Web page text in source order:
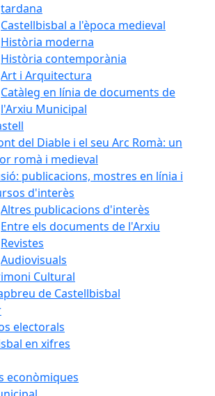
tardana
Castellbisbal a l'època medieval
Història moderna
Història contemporània
Art i Arquitectura
Catàleg en línia de documents de
l'Arxiu Municipal
del Diable i el seu Arc Romà: un
romà i medieval
publicacions, mostres en línia i
d'interès
Altres publicacions d'interès
Entre els documents de l'Arxiu
Revistes
Audiovisuals
Cultural
de Castellbisbal
electorals
en xifres
econòmiques